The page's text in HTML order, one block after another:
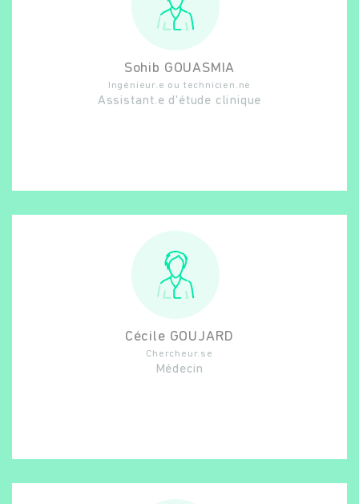
Sohib GOUASMIA
Ingénieur.e ou technicien.ne
Assistant.e d'étude clinique
Cécile GOUJARD
Chercheur.se
Médecin